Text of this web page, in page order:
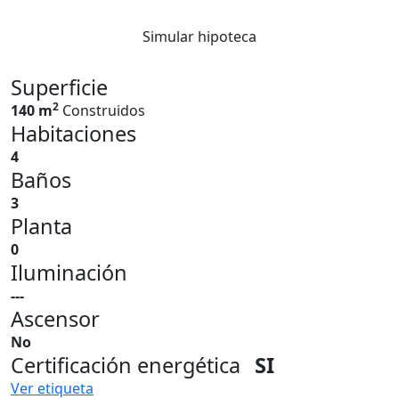
Simular hipoteca
Superficie
140 m2 Construidos
Habitaciones
4
Baños
3
Planta
0
Iluminación
---
Ascensor
No
Certificación energética SI
Ver etiqueta